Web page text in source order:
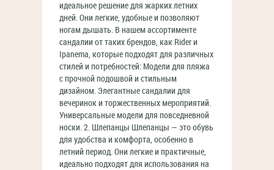
идеальное решение для жарких летних
дней. Они легкие, удобные и позволяют
ногам дышать. В нашем ассортименте
сандалии от таких брендов, как Rider и
Ipanema, которые подходят для различных
стилей и потребностей: Модели для пляжа
с прочной подошвой и стильным
дизайном. Элегантные сандалии для
вечеринок и торжественных мероприятий.
Универсальные модели для повседневной
носки. 2. Шлепанцы Шлепанцы — это обувь
для удобства и комфорта, особенно в
летний период. Они легкие и практичные,
идеально подходят для использования на